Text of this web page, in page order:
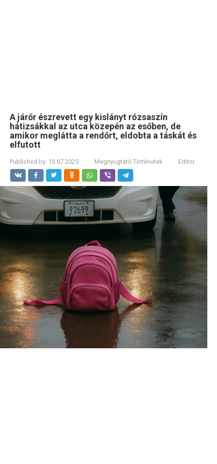
A járőr észrevett egy kislányt rózsaszín
hátizsákkal az utca közepén az esőben, de
amikor meglátta a rendőrt, eldobta a táskát és
elfutott
Published by: 13.07.2025 Megnyugtató Történetek Editor